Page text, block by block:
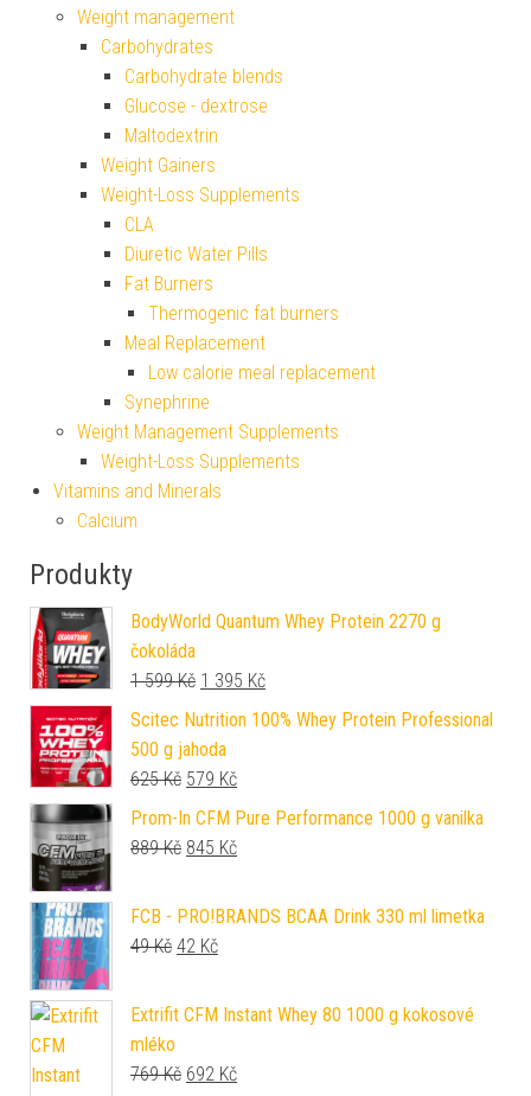
Weight management
Carbohydrates
Carbohydrate blends
Glucose - dextrose
Maltodextrin
Weight Gainers
Weight-Loss Supplements
CLA
Diuretic Water Pills
Fat Burners
Thermogenic fat burners
Meal Replacement
Low calorie meal replacement
Synephrine
Weight Management Supplements
Weight-Loss Supplements
Vitamins and Minerals
Calcium
Produkty
BodyWorld Quantum Whey Protein 2270 g
čokoláda
1 599Kč Původní cena byla: 1 599 Kč.
1 395 KčAktuální cena je: 1 395 Kč.
Scitec Nutrition 100% Whey Protein Professional
500 g jahoda
625Kč Původní cena byla: 625 Kč.
579 KčAktuální cena je: 579 Kč.
Prom-In CFM Pure Performance 1000 g vanilka
889Kč Původní cena byla: 889 Kč.
845 KčAktuální cena je: 845 Kč.
FCB - PRO!BRANDS BCAA Drink 330 ml limetka
49Kč Původní cena byla: 49 Kč.
42 KčAktuální cena je: 42 Kč.
Extrifit CFM Instant Whey 80 1000 g kokosové
mléko
769Kč Původní cena byla: 769 Kč.
692 KčAktuální cena je: 692 Kč.